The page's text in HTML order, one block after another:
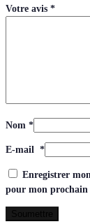
Votre avis *
Nom *
E-mail *
Enregistrer
pour mon prochain